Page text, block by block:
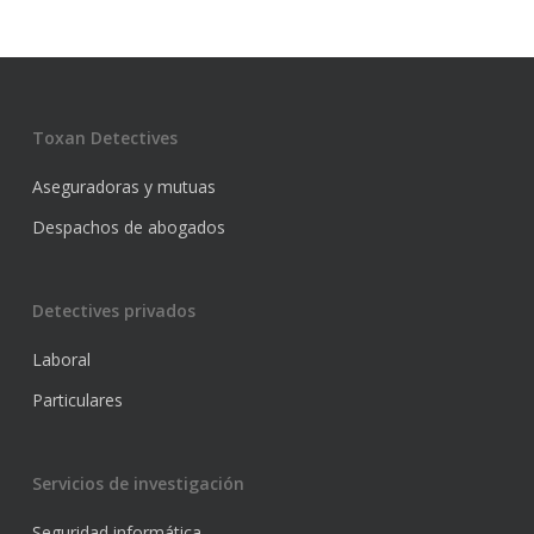
Toxan Detectives
Aseguradoras y mutuas
Despachos de abogados
Detectives privados
Laboral
Particulares
Servicios de investigación